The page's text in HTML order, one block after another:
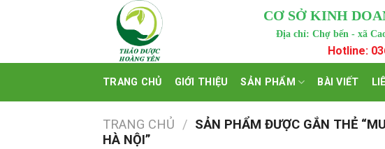
CƠ SỞ KINH
Địa chỉ: Chợ bến - xã
Hotline:
TRANG CHỦ GIỚI THIỆU SẢN PHẨM BÀI VIẾT
TRANG CHỦ / SẢN PHẨM ĐƯỢC GẮN THẺ
HÀ NỘI”